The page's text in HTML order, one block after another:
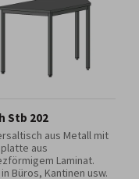
Stb 202
aus Metall mit
aus
Laminat.
in Büros, Kantinen usw.